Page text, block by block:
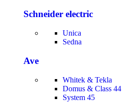
Schneider electric
Unica
Sedna
Ave
Whitek & Tekla
Domus & Class 44
System 45